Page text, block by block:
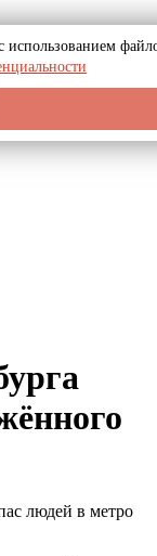
людей в метро
использованием